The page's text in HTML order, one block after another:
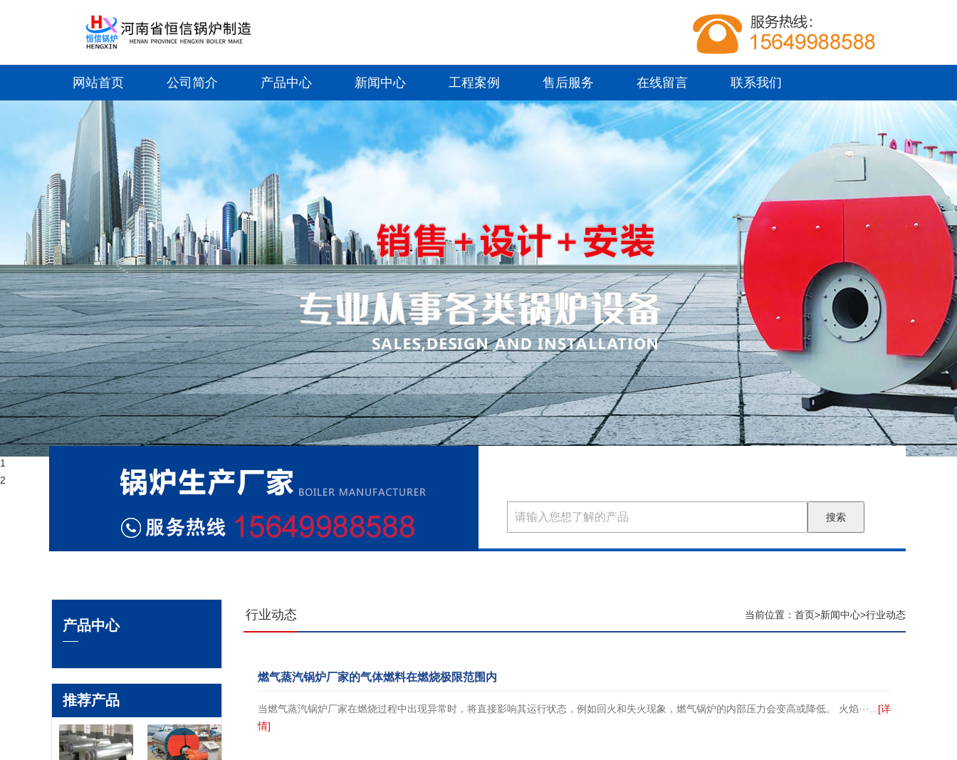
网站首页 公司简介 产品中心 新闻中心 工程案例 售后服务 在线留言 联系我们
1
2
搜索
产品中心
推荐产品
当前位置： 首页>新闻中心>行业动态
行业动态
燃气蒸汽锅炉厂家的气体燃料在燃烧极限范围内
当燃气蒸汽锅炉厂家在燃烧过程中出现异常时，将直接影响其运行状态，例如回火和失火现象，燃气锅炉的内部压力会变高或降低。 火焰···... [详
情]